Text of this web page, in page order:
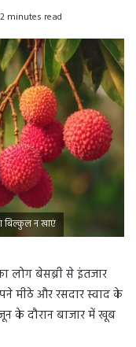
2 minutes read
बिल्कुल न खाएं
लोग बेसब्री से इंतजार
मीठे और रसदार स्वाद के
के दौरान बाजार में खूब